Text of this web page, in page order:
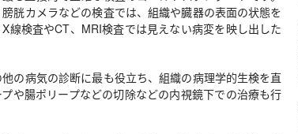
胱カメラなどの検査では、組織や臓器の表面の状態を
線検査やCT、MRI検査では見えない病変を映し出した
の病気の診断に最も役立ち、組織の病理学的生検を直
や腸ポリープなどの切除などの内視鏡下での治療も行